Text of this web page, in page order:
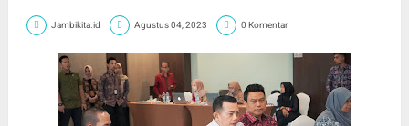
Jambikita.id Agustus 04, 2023 0 Komentar